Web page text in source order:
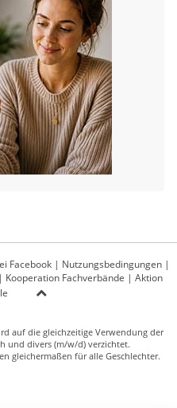
Facebook | Nutzungsbedingungen |
Kooperation Fachverbände | Aktion
auf die gleichzeitige Verwendung der
und divers (m/w/d) verzichtet.
gleichermaßen für alle Geschlechter.